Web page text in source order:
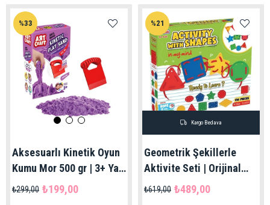
Aksesuarlı Kinetik Oyun
Kumu Mor 500 gr | 3+ Yaş
Art Craft Dede Marka
₺199,00
₺299,00
%33
Geometrik Şekillerle
Aktivite Seti | Orijinal
Dede Marka 3+ Yaş
₺489,00
₺619,00
%21
Kargo Bedava